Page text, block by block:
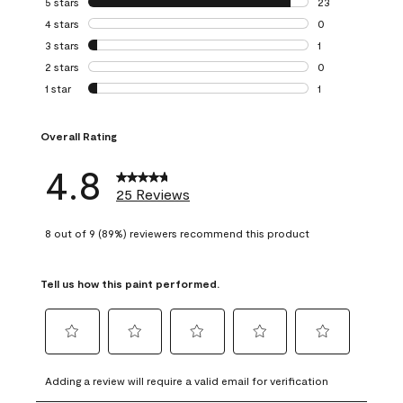
23 reviews with
4 stars stars
0
0 reviews with 4
3 stars stars
1
1 review with 3
2 stars stars
0
0 reviews with 2
1 star stars
1
Overall Rating
4.8 25 Reviews
8 out of 9 (89%) reviewers recommend this product
Tell us how this paint performed.
to
rate
to
rate
to
rate
to
rate
to
rate
Adding a review will require a valid email for verification